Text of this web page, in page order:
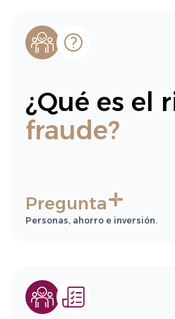
¿Qué es el
fraude?
Pregunta
Personas, ahorro e inversión.